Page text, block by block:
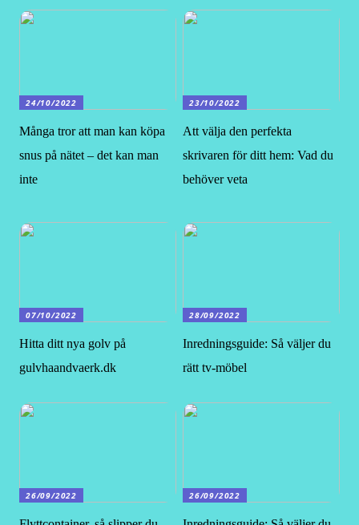
24/10/2022
Många tror att man kan köpa
snus på nätet – det kan man
inte
23/10/2022
Att välja den perfekta
skrivaren för ditt hem: Vad du
behöver veta
07/10/2022
Hitta ditt nya golv på
gulvhaandvaerk.dk
28/09/2022
Inredningsguide: Så väljer du
rätt tv-möbel
26/09/2022 26/09/2022